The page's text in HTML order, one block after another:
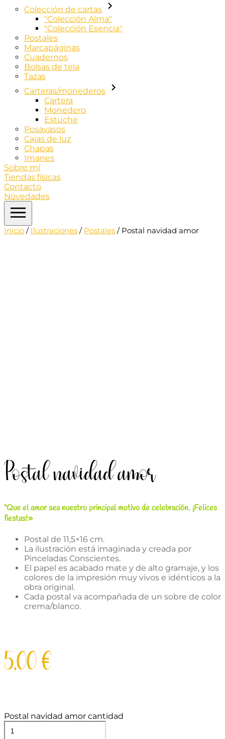
Colección de cartas
"Colección Alma"
"Colección Esencia"
Postales
Marcapáginas
Cuadernos
Bolsas de tela
Tazas
Carteras/monederos
Cartera
Monedero
Estuche
Posavasos
Cajas de luz
Chapas
Imanes
Sobre mí
Tiendas físicas
Contacto
Novedades
Inicio / Ilustraciones / Postales / Postal navidad amor
Postal navidad amor
“Que el amor sea nuestro principal motivo de celebración. ¡Felices
fiestas!»
Postal de 11,5×16 cm.
La ilustración está imaginada y creada por
Pinceladas Conscientes.
El papel es acabado mate y de alto gramaje, y los
colores de la impresión muy vivos e idénticos a la
obra original.
Cada postal va acompañada de un sobre de color
crema/blanco.
5,00€
Postal navidad amor cantidad